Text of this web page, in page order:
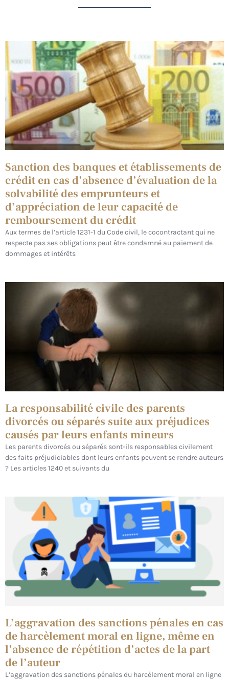
Sanction des banques et établissements de
crédit en cas d’absence d’évaluation de la
solvabilité des emprunteurs et
d’appréciation de leur capacité de
remboursement du crédit
Aux termes de l’article 1231-1 du Code civil, le cocontractant qui ne
respecte pas ses obligations peut être condamné au paiement de
dommages et intérêts
La responsabilité civile des parents
divorcés ou séparés suite aux préjudices
causés par leurs enfants mineurs
Les parents divorcés ou séparés sont-ils responsables civilement
des faits préjudiciables dont leurs enfants peuvent se rendre auteurs
? Les articles 1240 et suivants du
L’aggravation des sanctions pénales en cas
de harcèlement moral en ligne, même en
l’absence de répétition d’actes de la part
de l’auteur
L’aggravation des sanctions pénales du harcèlement moral en ligne